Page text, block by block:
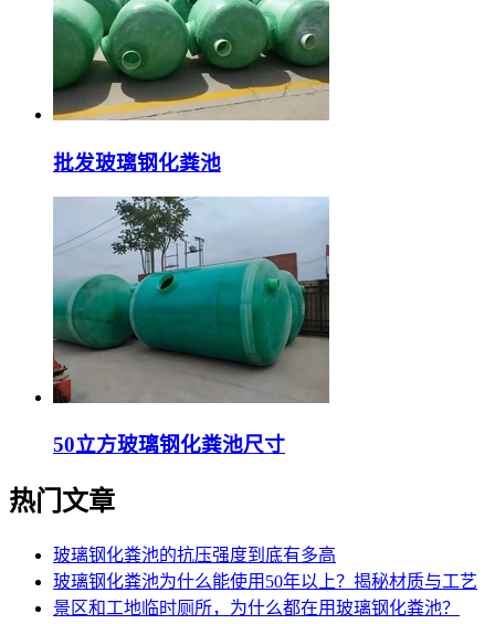
批发玻璃钢化粪池
50立方玻璃钢化粪池尺寸
热门文章
玻璃钢化粪池的抗压强度到底有多高
玻璃钢化粪池为什么能使用50年以上？揭秘材质与工艺
景区和工地临时厕所，为什么都在用玻璃钢化粪池？